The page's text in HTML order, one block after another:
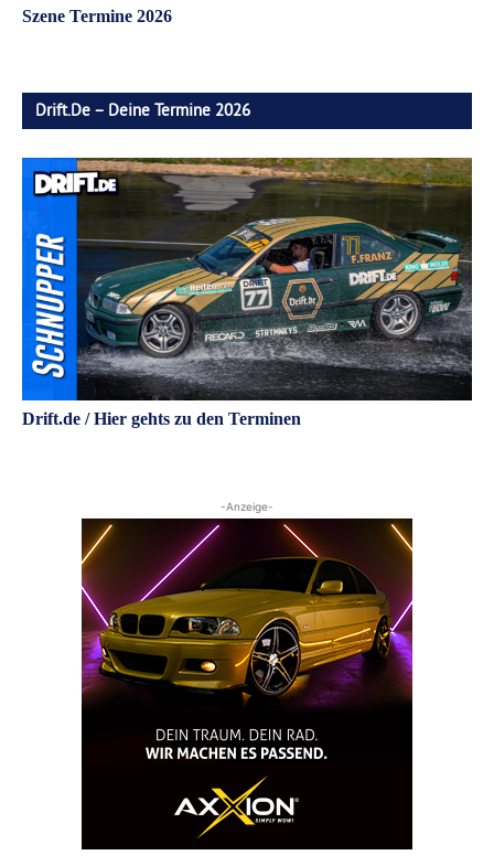
Szene Termine 2026
Drift.de – Deine Termine 2026
Drift.de / Hier gehts zu den Terminen
-Anzeige-